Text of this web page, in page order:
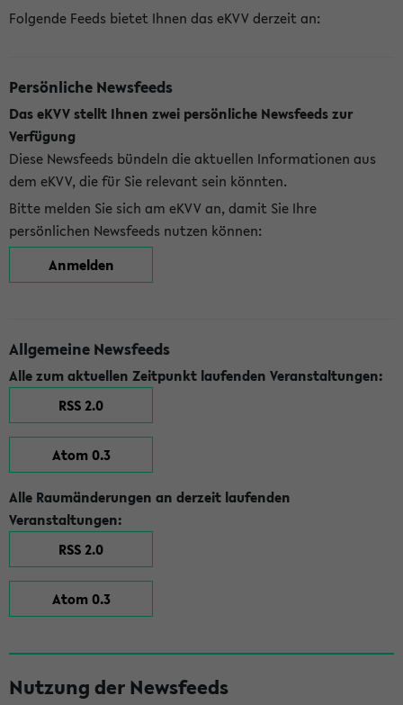
Folgende Feeds bietet Ihnen das eKVV derzeit an:
Persönliche Newsfeeds
Das eKVV stellt Ihnen zwei persönliche Newsfeeds zur
Verfügung
Diese Newsfeeds bündeln die aktuellen Informationen aus
dem eKVV, die für Sie relevant sein könnten.
Bitte melden Sie sich am eKVV an, damit Sie Ihre
persönlichen Newsfeeds nutzen können:
Anmelden
Allgemeine Newsfeeds
Alle zum aktuellen Zeitpunkt laufenden Veranstaltungen:
RSS 2.0
Atom 0.3
Alle Raumänderungen an derzeit laufenden
Veranstaltungen:
RSS 2.0
Atom 0.3
Nutzung der Newsfeeds